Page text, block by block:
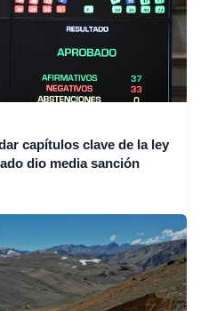
capítulos clave de la ley
dio media sanción